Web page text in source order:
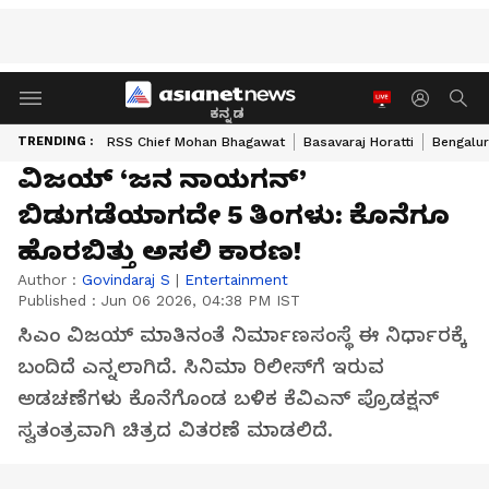
ಕನ್ನಡ
TRENDING : RSS Chief Mohan Bhagawat Basavaraj Horatti
ವಿಜಯ್‌ ‘ಜನ ನಾಯಗನ್‌’
ಬಿಡುಗಡೆಯಾಗದೇ 5 ತಿಂಗಳು: ಕೊನೆಗೂ
ಹೊರಬಿತ್ತು ಅಸಲಿ ಕಾರಣ!
Author : Govindaraj S | Entertainment
Published : Jun 06 2026, 04:38 PM IST
ಸಿಎಂ ವಿಜಯ್‌ ಮಾತಿನಂತೆ ನಿರ್ಮಾಣಸಂಸ್ಥೆ ಈ ನಿರ್ಧಾರಕ್ಕೆ
ಬಂದಿದೆ ಎನ್ನಲಾಗಿದೆ. ಸಿನಿಮಾ ರಿಲೀಸ್‌ಗೆ ಇರುವ
ಅಡಚಣೆಗಳು ಕೊನೆಗೊಂಡ ಬಳಿಕ ಕೆವಿಎನ್‌ ಪ್ರೊಡಕ್ಷನ್‌
ಸ್ವತಂತ್ರವಾಗಿ ಚಿತ್ರದ ವಿತರಣೆ ಮಾಡಲಿದೆ.